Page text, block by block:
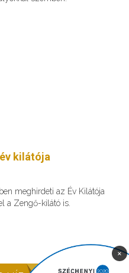
kilátója
meghirdeti az Év Kilátója
a Zengő-kilátó is.
×